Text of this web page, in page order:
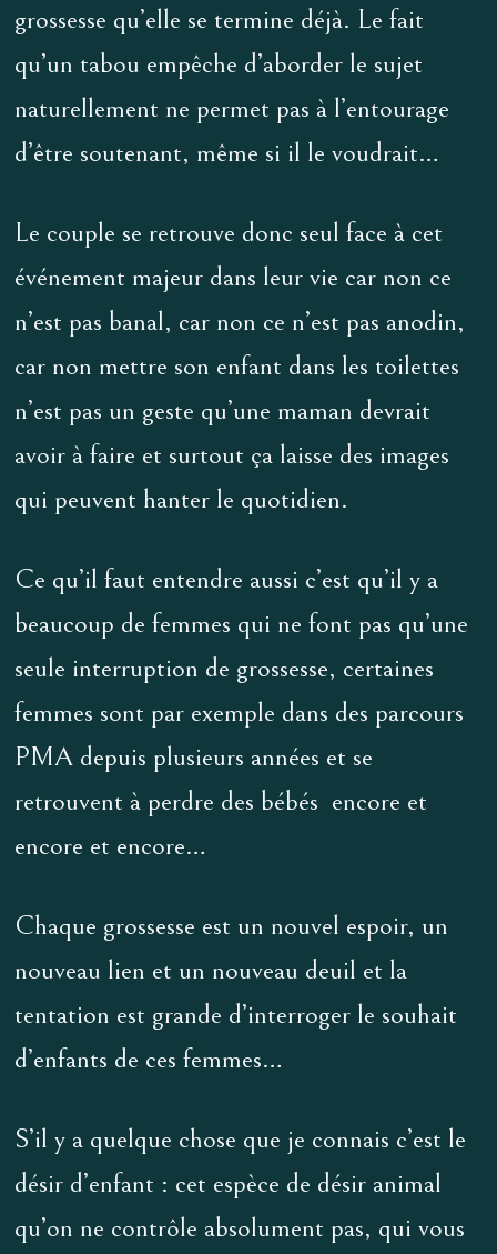
grossesse qu’elle se termine déjà. Le fait
qu’un tabou empêche d’aborder le sujet
naturellement ne permet pas à l’entourage
d’être soutenant, même si il le voudrait…
Le couple se retrouve donc seul face à cet
événement majeur dans leur vie car non ce
n’est pas banal, car non ce n’est pas anodin,
car non mettre son enfant dans les toilettes
n’est pas un geste qu’une maman devrait
avoir à faire et surtout ça laisse des images
qui peuvent hanter le quotidien.
Ce qu’il faut entendre aussi c’est qu’il y a
beaucoup de femmes qui ne font pas qu’une
seule interruption de grossesse, certaines
femmes sont par exemple dans des parcours
PMA depuis plusieurs années et se
retrouvent à perdre des bébés encore et
encore et encore…
Chaque grossesse est un nouvel espoir, un
nouveau lien et un nouveau deuil et la
tentation est grande d’interroger le souhait
d’enfants de ces femmes…
S’il y a quelque chose que je connais c’est le
désir d’enfant : cet espèce de désir animal
qu’on ne contrôle absolument pas, qui vous